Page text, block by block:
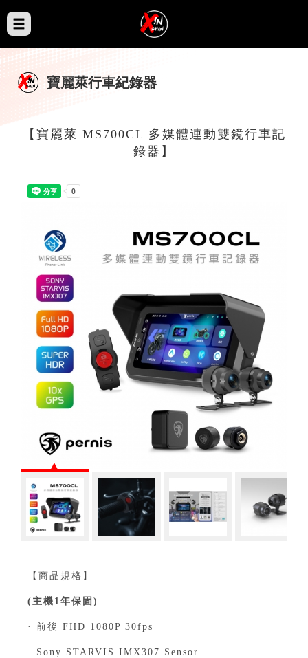
寶麗萊行車紀錄器
【寶麗萊 MS700CL 多媒體連動雙鏡行車記
錄器】
【商品規格】
(主機1年保固)
· 前後 FHD 1080P 30fps
· Sony STARVIS IMX307 Sensor